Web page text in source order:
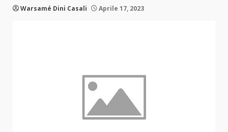
Warsamé Dini Casali Aprile 17, 2023